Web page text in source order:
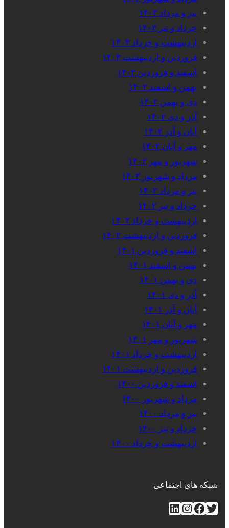
تیر و مرداد ۱۴۰۳
خرداد و تیر ۱۴۰۳
اردیبهشت و خرداد ۱۴۰۳
فروردین و اردیبهشت ۱۴۰۳
اسفند و فروردین ۱۴۰۲
بهمن و اسفند ۱۴۰۲
دی و بهمن ۱۴۰۲
آذر و دی ۱۴۰۲
آبان و آذر ۱۴۰۲
مهر و آبان ۱۴۰۲
شهریور و مهر ۱۴۰۲
مرداد و شهریور ۱۴۰۲
تیر و مرداد ۱۴۰۲
خرداد و تیر ۱۴۰۲
اردیبهشت و خرداد ۱۴۰۲
فروردین و اردیبهشت ۱۴۰۲
اسفند و فروردین ۱۴۰۱
بهمن و اسفند ۱۴۰۱
دی و بهمن ۱۴۰۱
آذر و دی ۱۴۰۱
آبان و آذر ۱۴۰۱
مهر و آبان ۱۴۰۱
شهریور و مهر ۱۴۰۱
اردیبهشت و خرداد ۱۴۰۱
فروردین و اردیبهشت ۱۴۰۱
اسفند و فروردین ۱۴۰۰
مرداد و شهریور ۱۴۰۰
تیر و مرداد ۱۴۰۰
خرداد و تیر ۱۴۰۰
اردیبهشت و خرداد ۱۴۰۰
شبکه های اجتماعی
توییتر فیس‌بوکاینستاگرم لینکداین